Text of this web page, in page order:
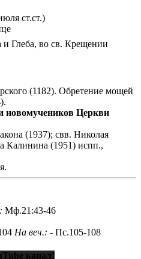
ст.ст.)
и Глеба, во св. Крещении
(1182). Обретение мощей
новомучеников Церкви
(1937); свв. Николая
Калинина (1951) испп.,
Мф.21:43-46
На веч.: - Пс.105-108
канал!